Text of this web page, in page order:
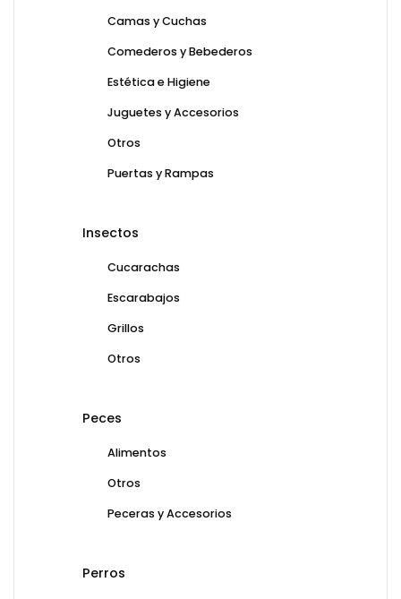
Camas y Cuchas
Comederos y Bebederos
Estética e Higiene
Juguetes y Accesorios
Otros
Puertas y Rampas
Insectos
Cucarachas
Escarabajos
Grillos
Otros
Peces
Alimentos
Otros
Peceras y Accesorios
Perros